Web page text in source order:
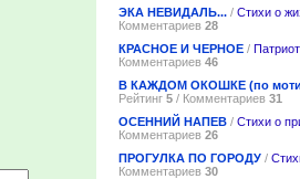
ЭКА НЕВИДАЛЬ... / Стихи о
Комментариев 28
КРАСНОЕ И ЧЕРНОЕ /
Комментариев 46
В КАЖДОМ ОКОШКЕ (по
Рейтинг 5 / Комментариев 31
ОСЕННИЙ НАПЕВ / Стихи о
Комментариев 26
ПРОГУЛКА ПО ГОРОДУ /
Комментариев 30